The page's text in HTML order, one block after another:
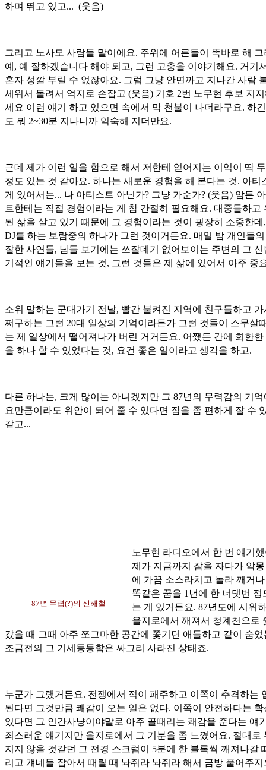
하며 뛰고 있고... (웃음)
그리고 노사모 사람들 말이에요. 주위에 어른들이 똑바로 해 그
예, 예 잘하겠습니다 해야 되고, 그런 고충을 이야기해요. 거기
혼자 성깔 부릴 수 없잖아요. 그럼 그냥 안면까고 지나간 사람
세워서 돌려서 억지로 손잡고 (웃음) 기호 2번 노무현 후보 지
세요 이런 얘기 하고 있으면 속에서 막 천불이 나더라구요. 하
도 뭐 2~30분 지나니까 익숙해 지더만요.
근데 제가 이런 일을 함으로 해서 저한테 얻어지는 이익이 딱
정도 있는 것 같아요. 하나는 새로운 경험을 해 본다는 것. 아티
게 있어서는... 나 아티스트 아닌가? 그냥 가순가? (웃음) 암튼
트한테는 직접 경험이라는 게 참 간절히 필요해요. 대중들하고
된 삶을 살고 있기 때문에 그 경험이라는 것이 굉장히 소중한데
DJ를 하는 보람중의 하나가 그런 것이거든요. 매일 밤 개인들
잘한 사연들, 남들 보기에는 쓰잘데기 없어보이는 주변의 그 신
기적인 얘기들을 보는 것, 그런 것들은 제 삶에 있어서 아주 중
소위 말하는 군대가기 전날, 빨간 불켜진 지역에 친구들하고 가
쩌구하는 그런 20대 일상의 기억이라든가 그런 것들이 스무살
는 제 일상에서 떨어져나가 버린 거거든요. 어쨌든 간에 희한한
을 하나 할 수 있었다는 것, 요건 좋은 일이라고 생각을 하고.
다른 하나는, 크게 많이는 아니겠지만 그 87년의 무력감의 기억
요만큼이라도 위안이 되어 줄 수 있다면 잠을 좀 편하게 잘 수
같고...
87년 무렵(?)의 신해철
노무현 라디오에서 한 번 얘기
제가 지금까지 잠을 자다가 악
에 가끔 소스라치고 놀라 깨거
똑같은 꿈을 1년에 한 너댓번 정
는 게 있거든요. 87년도에 시위
을지로에서 깨져서 청계천으로
갔을 때 그때 아주 쪼그마한 공간에 쫓기던 애들하고 같이 숨었
조금전의 그 기세등등함은 싸그리 사라진 상태죠.
누군가 그랬거든요. 전쟁에서 적이 패주하고 이쪽이 추격하는
된다면 그것만큼 쾌감이 오는 일은 없다. 이쪽이 안전하다는 확
있다면 그 인간사냥이야말로 아주 골때리는 쾌감을 준다는 얘
죄스러운 얘기지만 을지로에서 그 기분을 좀 느꼈어요. 절대로
지지 않을 것같던 그 전경 스크럼이 5분에 한 블록씩 깨져나갈
리고 걔네들 잡아서 때릴 때 놔줘라 놔줘라 해서 금방 풀어주지